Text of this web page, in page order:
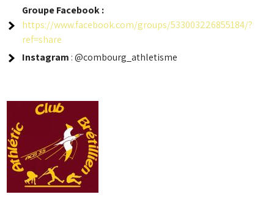
GroupeFacebook :
https://www.facebook.com/groups/533003226855184/?
ref=share
Instagram : @combourg_athletisme